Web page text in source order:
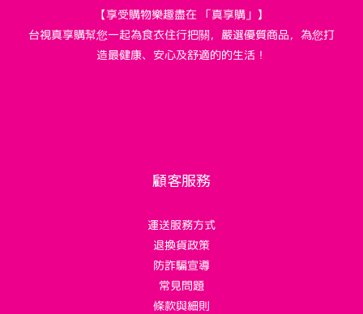
【享受購物樂趣盡在 「真享購」】
台視真享購幫您一起為食衣住行把關，嚴選優質商品，為您打
造最健康、安心及舒適的的生活！
顧客服務
運送服務方式
退換貨政策
防詐騙宣導
常見問題
條款與細則